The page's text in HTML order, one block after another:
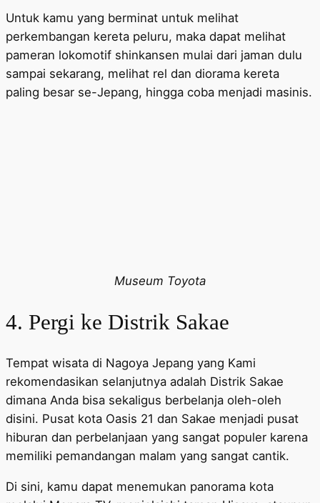
Untuk kamu yang berminat untuk melihat
perkembangan kereta peluru, maka dapat melihat
pameran lokomotif shinkansen mulai dari jaman dulu
sampai sekarang, melihat rel dan diorama kereta
paling besar se-Jepang, hingga coba menjadi masinis.
Museum Toyota
4. Pergi ke Distrik Sakae
Tempat wisata di Nagoya Jepang yang Kami
rekomendasikan selanjutnya adalah Distrik Sakae
dimana Anda bisa sekaligus berbelanja oleh-oleh
disini. Pusat kota Oasis 21 dan Sakae menjadi pusat
hiburan dan perbelanjaan yang sangat populer karena
memiliki pemandangan malam yang sangat cantik.
Di sini, kamu dapat menemukan panorama kota